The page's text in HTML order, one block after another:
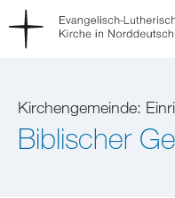
Kirchengemeinde:
Biblischer